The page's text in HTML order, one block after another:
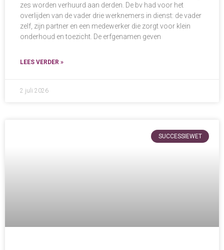
zes worden verhuurd aan derden. De bv had voor het
overlijden van de vader drie werknemers in dienst: de vader
zelf, zijn partner en een medewerker die zorgt voor klein
onderhoud en toezicht. De erfgenamen geven
LEES VERDER »
2 juli 2026
SUCCESSIEWET